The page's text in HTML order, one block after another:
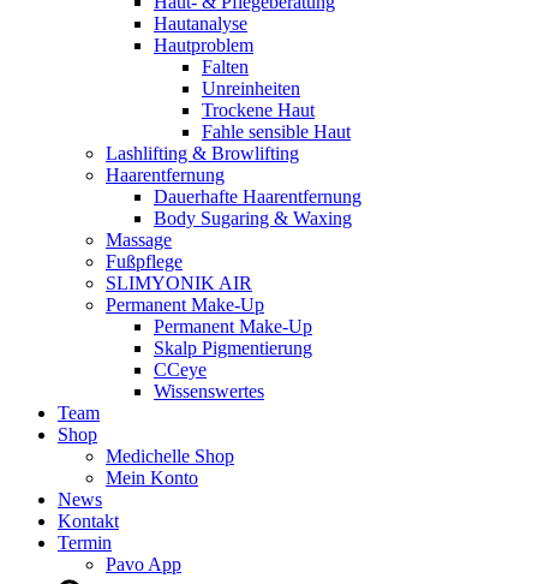
Hautanalyse
Hautproblem
Falten
Unreinheiten
Trockene Haut
Fahle sensible Haut
Lashlifting & Browlifting
Haarentfernung
Dauerhafte Haarentfernung
Body Sugaring & Waxing
Massage
Fußpflege
SLIMYONIK AIR
Permanent Make-Up
Permanent Make-Up
Skalp Pigmentierung
CCeye
Wissenswertes
Team
Shop
Medichelle Shop
Mein Konto
News
Kontakt
Termin
Pavo App